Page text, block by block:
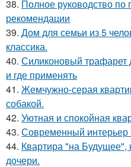
38. Полное руководство по
рекомендации
39. Дом для семьи из 5
классика.
40. Силиконовый трафарет
и где применять
41. Жемчужно-серая
собакой.
42. Уютная и спокойная
43. Современный интерьер
44. Квартира "на Будущее",
дочери.